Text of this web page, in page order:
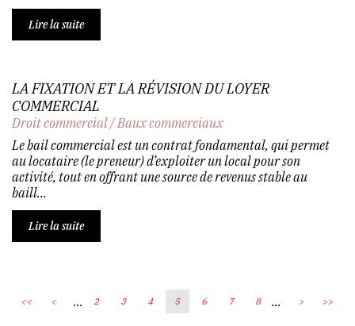
Lire la suite
LA FIXATION ET LA RÉVISION DU LOYER
COMMERCIAL
Droit commercial/Baux commerciaux
Le bail commercial est un contrat fondamental, qui permet
au locataire (le preneur) d’exploiter un local pour son
activité, tout en offrant une source de revenus stable au
baill...
Lire la suite
<< < ... 2 3 4 5 6 7 8 ... > >>